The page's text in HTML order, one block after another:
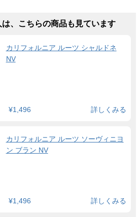
、こちらの商品も見ています
カリフォルニア ルーツ シャルドネ
NV
¥1,496 詳しくみる
カリフォルニア ルーツ ソーヴィニヨ
ン ブラン NV
¥1,496 詳しくみる